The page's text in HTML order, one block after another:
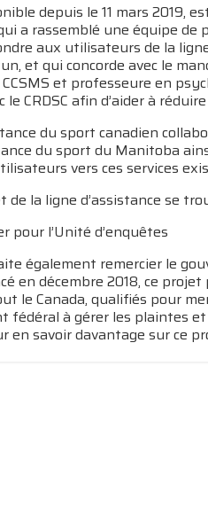
depuis le 11 mars 2019,
a rassemblé une équipe
aux utilisateurs de la
et qui concorde avec le
et professeure en
CRDSC afin d’aider à
du sport canadien
du sport du Manitoba
vers ces services
la ligne d’assistance se
pour l’Unité d’enquêtes
également remercier le
en décembre 2018, ce
le Canada, qualifiés pour
fédéral à gérer les plaintes
en savoir davantage sur ce